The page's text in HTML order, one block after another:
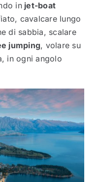
injet-boat
cavalcare lungo
di sabbia, scalare
jumping, volare su
in ogni angolo